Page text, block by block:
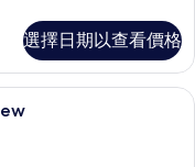
選擇日期以查看價格
with Club Benefits Sea